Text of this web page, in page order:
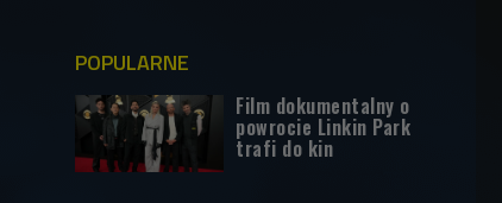
POPULARNE
Film dokumentalny o
powrocie Linkin Park
trafi do kin